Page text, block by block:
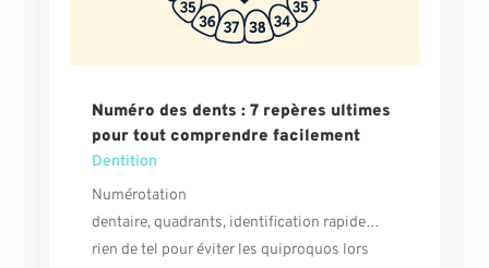
Numéro des dents : 7 repères ultimes
pour tout comprendre facilement
Dentition
Numérotation
dentaire, quadrants, identification rapide…
rien de tel pour éviter les quiproquos lors